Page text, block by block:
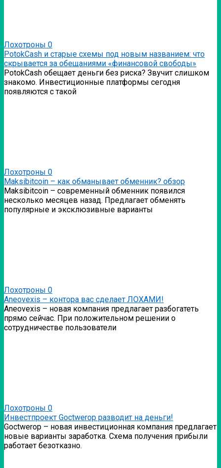
Лохотроны 0
PotokCash и старые схемы под новым названием: что
скрывается за обещаниями «финансовой свободы»
PotokCash обещает деньги без риска? Звучит слишком
знакомо. Инвестиционные платформы сегодня
появляются с такой
Лохотроны 0
Мaksibitcoin – как обманывает обменник? обзор
Мaksibitcoin – современный обменник появился
несколько месяцев назад. Предлагает обменять
популярные и эксклюзивные варианты
Лохотроны 0
Аneovexis – контора вас сделает ЛОХАМИ!
Аneovexis – новая компания предлагает разбогатеть
прямо сейчас. При положительном решении о
сотрудничестве пользователи
Лохотроны 0
Инвестпроект Goctwerop разводит на деньги!
Goctwerop – новая инвестиционная компания предлагает
новые варианты заработка. Схема получения прибыли
работает безотказно.